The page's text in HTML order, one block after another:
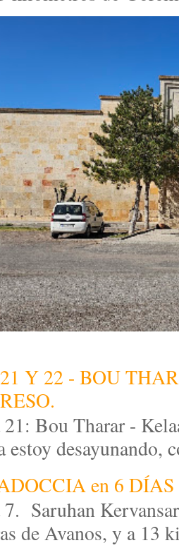
Y 22 - BOU
Bou Tharar -
estoy desayunando,
en 6
Saruhan
de Avanos, y a 13